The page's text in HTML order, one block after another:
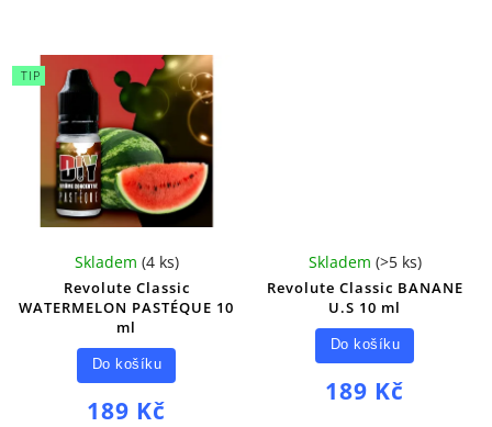
TIP
Revolute Classic
WATERMELON PASTÉQUE 10
ml
Skladem (4 ks)
189 Kč
Do košíku
Revolute Classic BANANE
U.S 10 ml
Skladem (>5 ks)
189 Kč
Do košíku